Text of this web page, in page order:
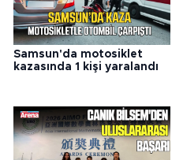
Samsun'da motosiklet
kazasında 1 kişi yaralandı